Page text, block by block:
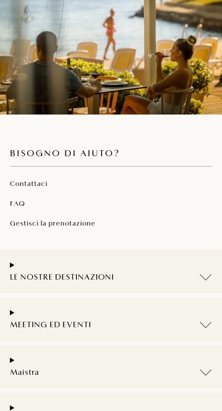
BISOGNO DI AIUTO?
Contattaci
FAQ
Gestisci la prenotazione
LE NOSTRE DESTINAZIONI
MEETING ED EVENTI
Maistra